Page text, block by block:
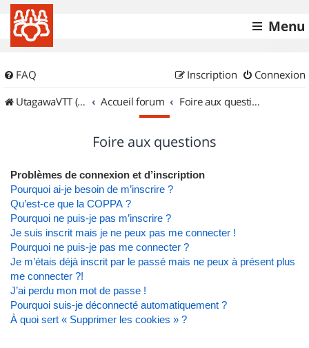
Menu
FAQ Connexion
Inscription
UtagawaVTT (Randos VTT et VTTAE avec traces GPS)
Accueil forum Foire aux questions
Foire aux questions
Problèmes de connexion et d’inscription
Pourquoi ai-je besoin de m’inscrire ?
Qu’est-ce que la COPPA ?
Pourquoi ne puis-je pas m’inscrire ?
Je suis inscrit mais je ne peux pas me connecter !
Pourquoi ne puis-je pas me connecter ?
Je m’étais déjà inscrit par le passé mais ne peux à présent plus
me connecter ?!
J’ai perdu mon mot de passe !
Pourquoi suis-je déconnecté automatiquement ?
À quoi sert « Supprimer les cookies » ?